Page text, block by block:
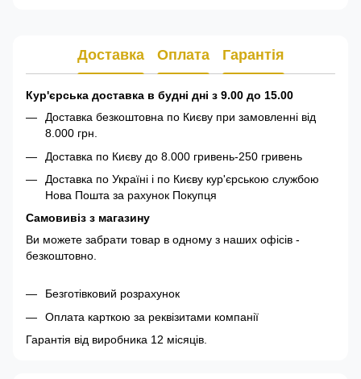
Доставка Оплата Гарантія
Кур'єрська доставка в будні дні з 9.00 до 15.00
Доставка безкоштовна по Києву при замовленні від
8.000 грн.
Доставка по Києву до 8.000 гривень-250 гривень
Доставка по Україні і по Києву кур'єрською службою
Нова Пошта за рахунок Покупця
Самовивіз з магазину
Ви можете забрати товар в одному з наших офісів -
безкоштовно.
Безготівковий розрахунок
Оплата карткою за реквізитами компанії
Гарантія від виробника 12 місяців.